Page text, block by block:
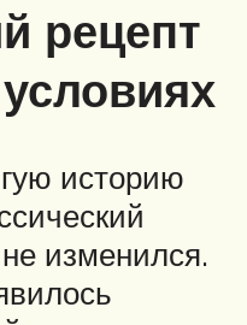
рецепт
историю
изменился.